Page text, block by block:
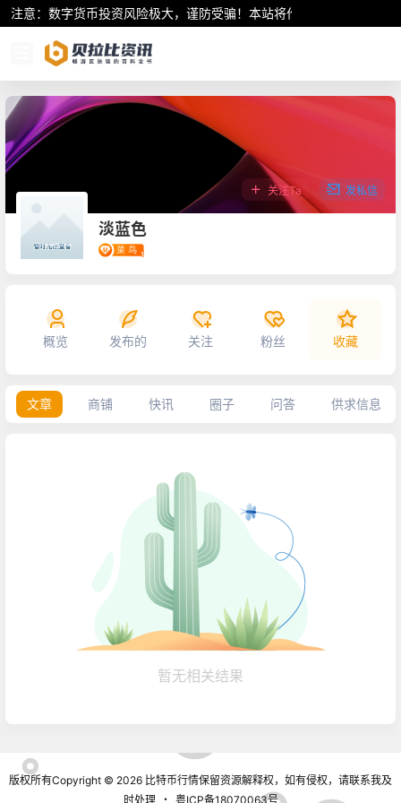
注意：数字货币投资风险极大，谨防受骗！本站将作为行业资讯共享
淡蓝色
关注Ta 发私信
概览 发布的 关注 粉丝 收藏
文章 商铺 快讯 圈子 问答 供求信息
暂无相关结果
版权所有Copyright © 2026 比特币行情保留资源解释权，如有侵权，请联系我及
时处理
・ 粤ICP备18070063号